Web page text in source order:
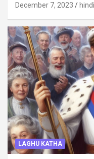
December 7, 2023
LAGHU KATHA